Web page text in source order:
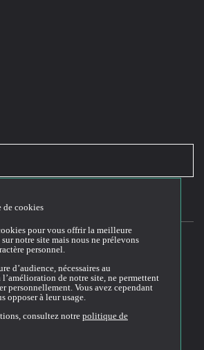
du site web
Vente et Utilisation (CGVU)
de cookies
pour vous offrir la meilleure
notre site mais nous ne prélevons
personnel.
d’audience, nécessaires au
de notre site, ne permettent
personnellement. Vous avez cependant
opposer à leur usage.
consultez notre politique de